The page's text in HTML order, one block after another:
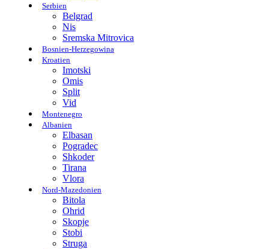
Serbien
Belgrad
Nis
Sremska Mitrovica
Bosnien-Herzegowina
Kroatien
Imotski
Omis
Split
Vid
Montenegro
Albanien
Elbasan
Pogradec
Shkoder
Tirana
Vlora
Nord-Mazedonien
Bitola
Ohrid
Skopje
Stobi
Struga